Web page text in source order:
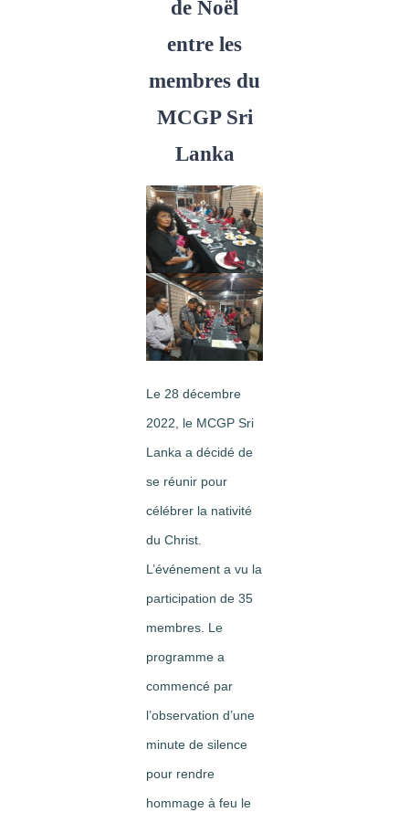
de Noël
entre les
membres du
MCGP Sri
Lanka
Le 28 décembre
2022, le MCGP Sri
Lanka a décidé de
se réunir pour
célébrer la nativité
du Christ.
L’événement a vu la
participation de 35
membres. Le
programme a
commencé par
l’observation d’une
minute de silence
pour rendre
hommage à feu le